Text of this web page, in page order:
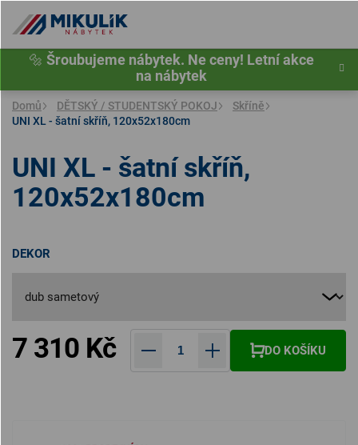
obsah
🔩 Šroubujeme nábytek. Ne ceny! Letní akce
na nábytek
Domů DĚTSKÝ / STUDENTSKÝ POKOJ
Skříně
UNI XL - šatní skříň, 120x52x180cm
DEKOR
7 310 Kč DO KOŠÍKU
UNI XL - šatní skříň,
120x52x180cm